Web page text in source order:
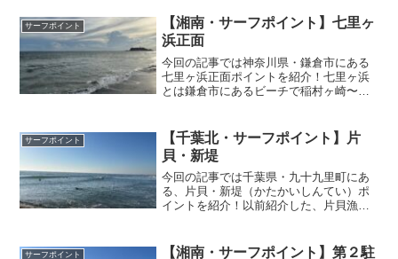
が実際に足を運んだこと...
サーフポイント
【湘南・サーフポイント】七里ヶ
浜正面
今回の記事では神奈川県・鎌倉市にある
七里ヶ浜正面ポイントを紹介！七里ヶ浜
とは鎌倉市にあるビーチで稲村ヶ崎〜小
いますが、実際の長さは３キロ弱です。
全線にわたって国道134...
サーフポイント
【千葉北・サーフポイント】片
貝・新堤
今回の記事では千葉県・九十九里町にあ
る、片貝・新堤（かたかいしんてい）ポ
イントを紹介！以前紹介した、片貝漁港
のため、週末を中心に多くのサーファー
サーフポイント
【湘南・サーフポイント】第２駐